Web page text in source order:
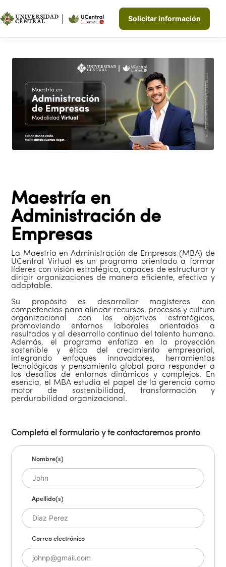
Solicitar información
Maestría en
Administración de
Empresas
La Maestría en Administración de Empresas (MBA) de
UCentral Virtual es un programa orientado a formar
líderes con visión estratégica, capaces de estructurar y
dirigir organizaciones de manera eficiente, efectiva y
adaptable.
Su propósito es desarrollar magísteres con
competencias para alinear recursos, procesos y cultura
organizacional con los objetivos estratégicos,
promoviendo entornos laborales orientados a
resultados y al desarrollo continuo del talento humano.
Además, el programa enfatiza en la proyección
sostenible y ética del crecimiento empresarial,
integrando enfoques innovadores, herramientas
tecnológicas y pensamiento global para responder a
los desafíos de entornos dinámicos y complejos. En
esencia, el MBA estudia el papel de la gerencia como
motor de sostenibilidad, transformación y
perdurabilidad organizacional.
Completa el formulario y te contactaremos pronto
Nombre(s)
Apellido(s)
Correo electrónico